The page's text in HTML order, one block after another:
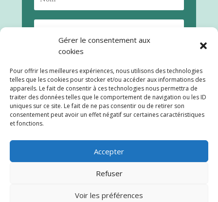
Gérer le consentement aux
cookies
Pour offrir les meilleures expériences, nous utilisons des technologies
telles que les cookies pour stocker et/ou accéder aux informations des
appareils. Le fait de consentir à ces technologies nous permettra de
traiter des données telles que le comportement de navigation ou les ID
uniques sur ce site. Le fait de ne pas consentir ou de retirer son
consentement peut avoir un effet négatif sur certaines caractéristiques
et fonctions.
Accepter
Refuser
Voir les préférences
S'abonner
En vous abonnant à cette newsletter, vous prenez
connaissance et acceptez notre